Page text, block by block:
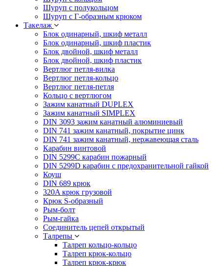
Шуруп с полукольцом
Шуруп с Г-образным крюком
Такелаж
Блок одинарный, шкиф металл
Блок одинарный, шкиф пластик
Блок двойной, шкиф металл
Блок двойной, шкиф пластик
Вертлюг петля-вилка
Вертлюг петля-кольцо
Вертлюг петля-петля
Кольцо с вертлюгом
Зажим канатный DUPLEX
Зажим канатный SIMPLEX
DIN 3093 зажим канатный алюминиевый
DIN 741 зажим канатный, покрытие цинк
DIN 741 зажим канатный, нержавеющая сталь
Карабин винтовой
DIN 5299C карабин пожарный
DIN 5299D карабин с предохранительной гайкой
Коуш
DIN 689 крюк
320A крюк грузовой
Крюк S-образный
Рым-болт
Рым-гайка
Соединитель цепей открытый
Талрепы
Талреп кольцо-кольцо
Талреп крюк-кольцо
Талреп крюк-крюк